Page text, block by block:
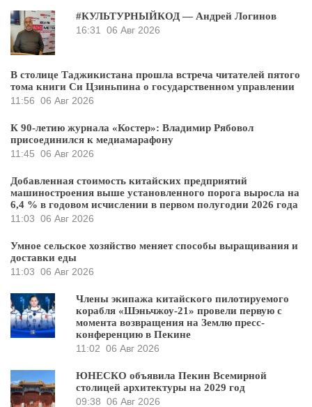
#КУЛЬТУРНЫЙКОД — Андрей Логинов
16:31
06 Авг 2026
В столице Таджикистана прошла встреча читателей пятого
тома книги Си Цзиньпина о государственном управлении
11:56 06 Авг 2026
К 90-летию журнала «Костер»: Владимир Рябовол
присоединился к медиамарафону
11:45 06 Авг 2026
Добавленная стоимость китайских предприятий
машиностроения выше установленного порога выросла на
6,4 % в годовом исчислении в первом полугодии 2026 года
11:03 06 Авг 2026
Умное сельское хозяйство меняет способы выращивания и
доставки еды
11:03 06 Авг 2026
Члены экипажа китайского пилотируемого
корабля «Шэньчжоу-21» провели первую с
момента возвращения на Землю пресс-
конференцию в Пекине
11:02 06 Авг 2026
ЮНЕСКО объявила Пекин Всемирной
столицей архитектуры на 2029 год
09:38 06 Авг 2026